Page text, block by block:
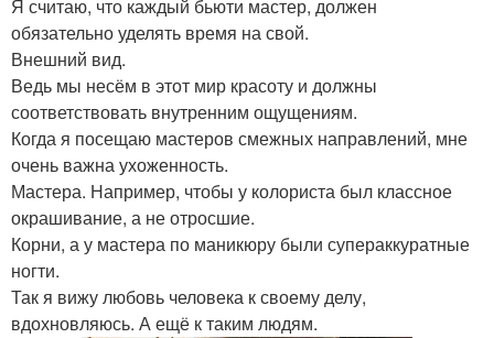
Я считаю, что каждый бьюти мастер, должен
обязательно уделять время на свой.
Внешний вид.
Ведь мы несём в этот мир красоту и должны
соответствовать внутренним ощущениям.
Когда я посещаю мастеров смежных направлений, мне
очень важна ухоженность.
Мастера. Например, чтобы у колориста был классное
окрашивание, а не отросшие.
Корни, а у мастера по маникюру были супераккуратные
ногти.
Так я вижу любовь человека к своему делу,
вдохновляюсь. А ещё к таким людям.